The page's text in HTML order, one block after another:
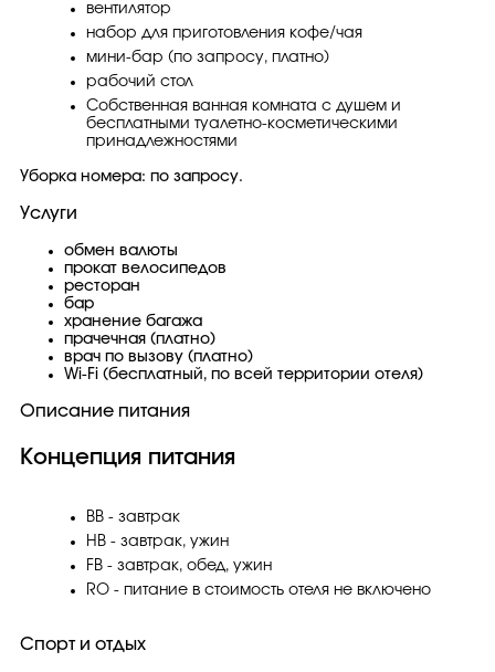
вентилятор
набор для приготовления кофе/чая
мини-бар (по запросу, платно)
рабочий стол
Собственная ванная комната с душем и
бесплатными туалетно-косметическими
принадлежностями
Уборка номера: по запросу.
Услуги
обмен валюты
прокат велосипедов
ресторан
бар
хранение багажа
прачечная (платно)
врач по вызову (платно)
Wi-Fi (бесплатный, по всей территории отеля)
Описание питания
Концепция питания
BB - завтрак
HB - завтрак, ужин
FB - завтрак, обед, ужин
RO - питание в стоимость отеля не включено
Спорт и отдых